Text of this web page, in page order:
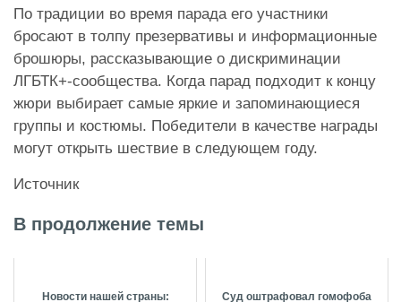
По традиции во время парада его участники
бросают в толпу презервативы и информационные
брошюры, рассказывающие о дискриминации
ЛГБТК+-сообщества. Когда парад подходит к концу
жюри выбирает самые яркие и запоминающиеся
группы и костюмы. Победители в качестве награды
могут открыть шествие в следующем году.
Источник
В продолжение темы
Новости нашей страны:
Суд оштрафовал гомофоба